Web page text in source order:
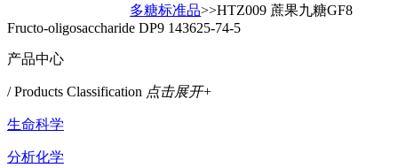
多糖标准品>>HTZ009 蔗果九糖GF8
Fructo-oligosaccharide DP9 143625-74-5
产品中心
/ Products Classification 点击展开+
生命科学
分析化学